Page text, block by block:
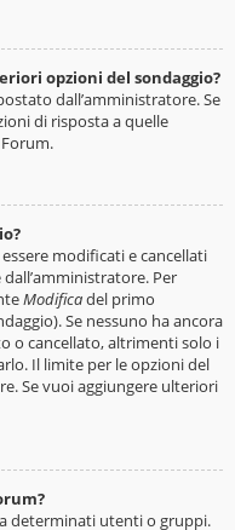
opzioni del sondaggio?
dall’amministratore. Se
di risposta a quelle
modificati e cancellati
Per
Modificadel primo
Se nessuno ha ancora
o cancellato, altrimenti solo i
Il limite per le opzioni del
Se vuoi aggiungere ulteriori
determinati utenti o gruppi.